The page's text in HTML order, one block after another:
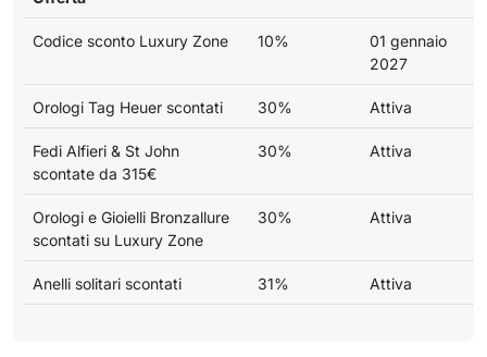
Codice sconto Luxury Zone 10%
01 gennaio
2027
Orologi Tag Heuer scontati 30% Attiva
Fedi Alfieri & St John
scontate da 315€
30% Attiva
Orologi e Gioielli Bronzallure
scontati su Luxury Zone
30% Attiva
Anelli solitari scontati 31% Attiva